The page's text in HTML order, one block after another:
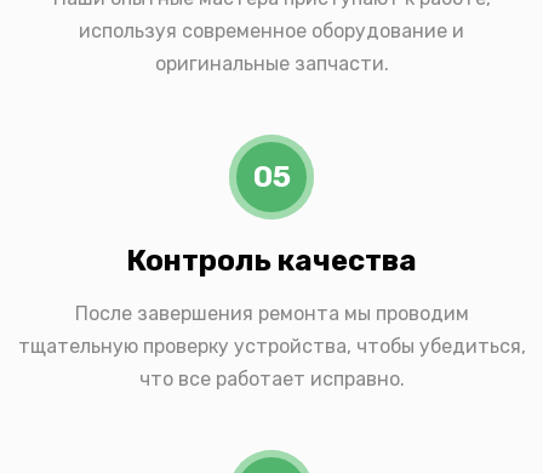
используя современное оборудование и
оригинальные запчасти.
05
Контроль качества
После завершения ремонта мы проводим
тщательную проверку устройства, чтобы убедиться,
что все работает исправно.